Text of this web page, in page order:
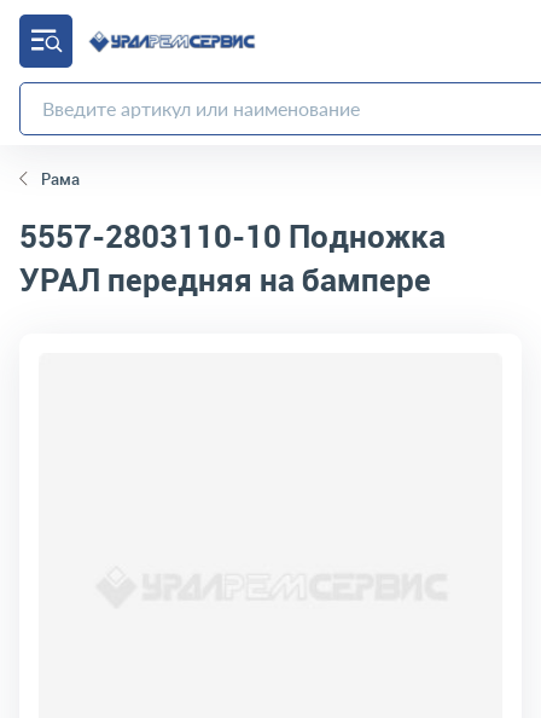
Рама
5557-2803110-10 Подножка
УРАЛ передняя на бампере